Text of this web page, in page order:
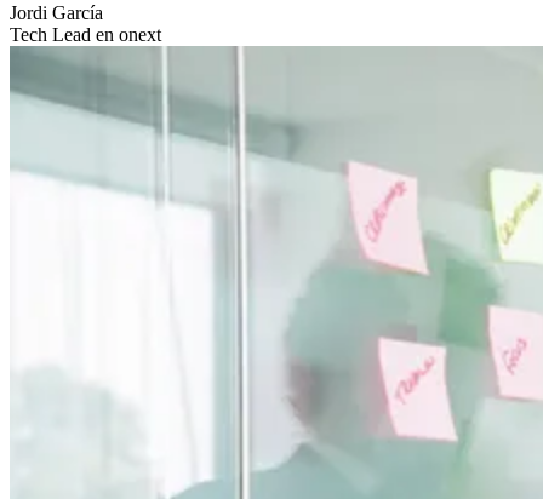
Jordi García
Tech Lead en onext